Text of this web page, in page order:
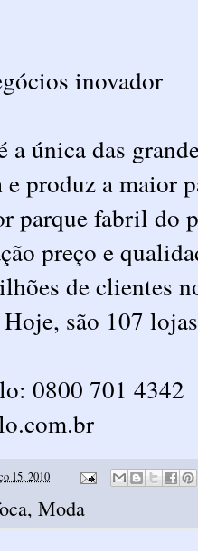
inovador
única das
produz a maior
parque fabril do
preço e
de clientes
são 107
0800 701 4342
15, 2010
, Moda